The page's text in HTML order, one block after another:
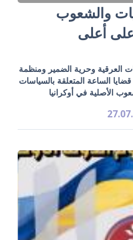
والشعوب
على أعلى
العرقية وحرية الضمير ومنظمة
الساعة المتعلقة بالسياسات
الأصلية في أوكرانيا